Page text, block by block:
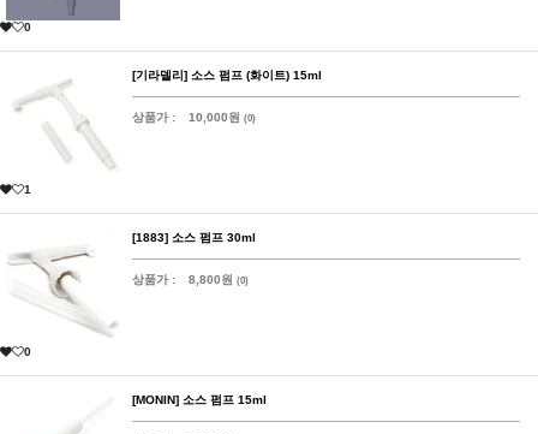
0
[기라델리] 소스 펌프 (화이트) 15ml
상품가 : 10,000원 (0)
1
[1883] 소스 펌프 30ml
상품가 : 8,800원 (0)
0
[MONIN] 소스 펌프 15ml